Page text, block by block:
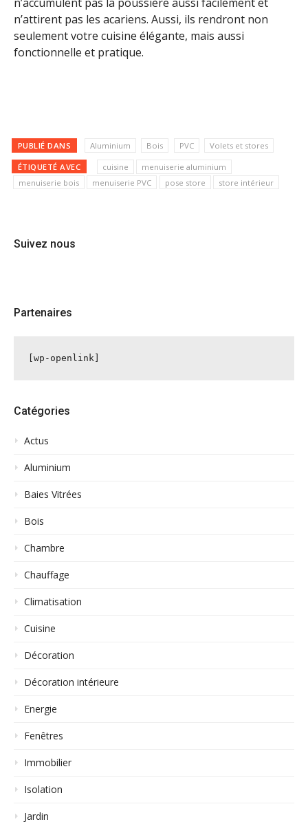
n’accumulent pas la poussière aussi facilement et
n’attirent pas les acariens. Aussi, ils rendront non
seulement votre cuisine élégante, mais aussi
fonctionnelle et pratique.
PUBLIÉ DANS Aluminium Bois PVC Volets et stores
ÉTIQUETÉ AVEC cuisine
menuiserie aluminium
menuiserie bois
menuiserie PVC pose store store intérieur
Suivez nous
Partenaires
[wp-openlink]
Catégories
Actus
Aluminium
Baies Vitrées
Bois
Chambre
Chauffage
Climatisation
Cuisine
Décoration
Décoration intérieure
Energie
Fenêtres
Immobilier
Isolation
Jardin